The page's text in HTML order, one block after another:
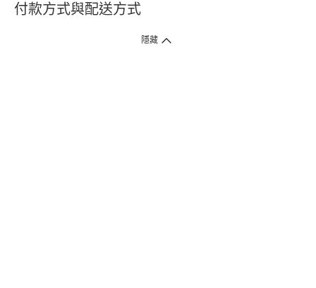
付款方式與配送方式
隱藏